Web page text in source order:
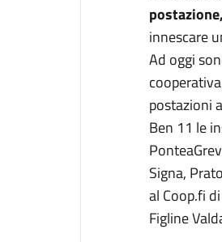
postazione,
innescare
Ad oggi
postazioni
Ben 11 le
Signa,
al Coop.fi
Figline